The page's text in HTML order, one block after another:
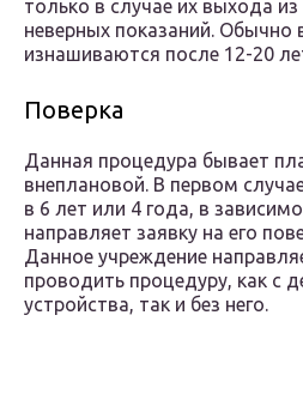
только в случае их выхода
неверных показаний. Обычно
изнашиваются после 12-20
Поверка
Данная процедура бывает
внеплановой. В первом
в 6 лет или 4 года, в
направляет заявку на его
Данное учреждение
проводить процедуру, как с
устройства, так и без него.